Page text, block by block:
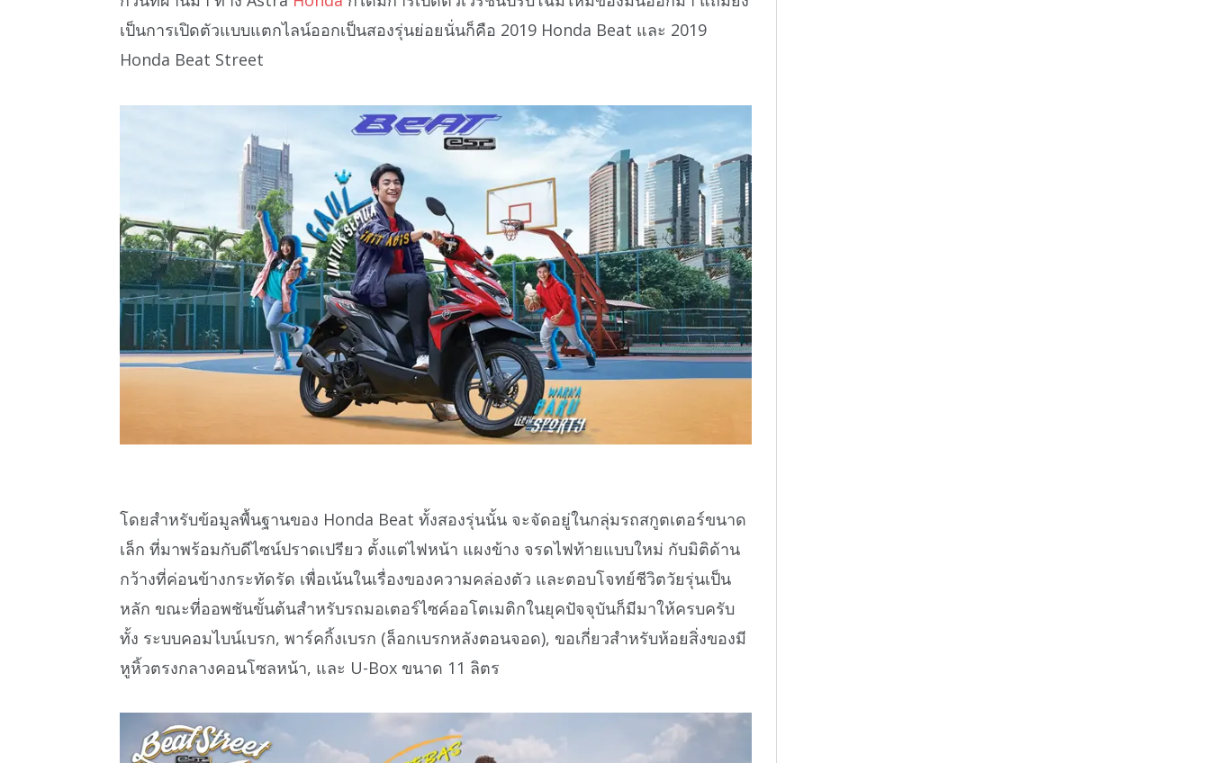
เป็นการเปิดตัวแบบแตกไลน์ออกเป็นสองรุ่นย่อยนั่นก็คือ 2019 Honda Beat และ 2019
Honda Beat Street
โดยสำหรับข้อมูลพื้นฐานของ Honda Beat ทั้งสองรุ่นนั้น จะจัดอยู่ในกลุ่มรถสกูตเตอร์ขนาด
เล็ก ที่มาพร้อมกับดีไซน์ปราดเปรียว ตั้งแต่ไฟหน้า แผงข้าง จรดไฟท้ายแบบใหม่ กับมิติด้าน
กว้างที่ค่อนข้างกระทัดรัด เพื่อเน้นในเรื่องของความคล่องตัว และตอบโจทย์ชีวิตวัยรุ่นเป็น
หลัก ขณะที่ออพชันขั้นต้นสำหรับรถมอเตอร์ไซค์ออโตเมติกในยุคปัจจุบันก็มีมาให้ครบครับ
ทั้ง ระบบคอมไบน์เบรก, พาร์คกิ้งเบรก (ล็อกเบรกหลังตอนจอด), ขอเกี่ยวสำหรับห้อยสิ่งของมี
หูหิ้วตรงกลางคอนโซลหน้า, และ U-Box ขนาด 11 ลิตร